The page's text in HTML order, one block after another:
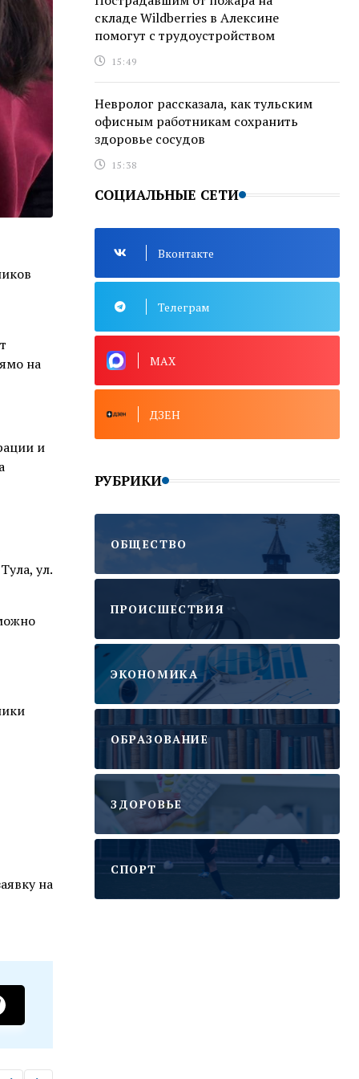
на
и
ул.
на
складе Wildberries в Алексине
помогут с трудоустройством
15:49
Невролог рассказала, как тульским
офисным работникам сохранить
здоровье сосудов
15:38
СОЦИАЛЬНЫЕ СЕТИ
Вконтакте
Телеграм
MAX
ДЗЕН
РУБРИКИ
ОБЩЕСТВО
ПРОИСШЕСТВИЯ
ЭКОНОМИКА
ОБРАЗОВАНИЕ
ЗДОРОВЬЕ
CПОРТ